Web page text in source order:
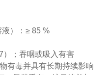
）：≥ 85 %
）；吞咽或吸入有害
有毒并具有长期持续影响